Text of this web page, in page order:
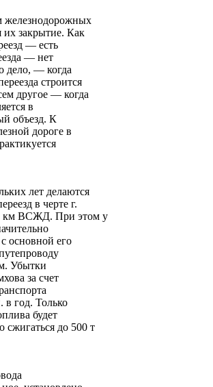
железнодорожных
их закрытие. Как
— есть
— нет
дело, — когда
строится
другое — когда
в
объезд. К
дороге в
лет делаются
в черте г.
км ВСЖД. При этом у
с основной его
Убытки
за счет
в год. Только
будет
сжигаться до 500 т